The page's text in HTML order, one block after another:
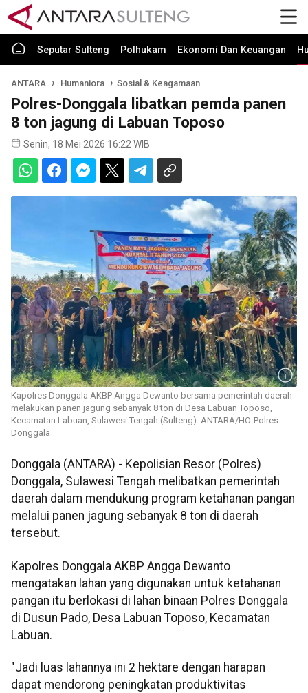
Seputar Sulteng Polhukam Ekonomi Dan Keuangan
ANTARA Humaniora Sosial & Keagamaan
Polres-Donggala libatkan pemda panen
8 ton jagung di Labuan Toposo
Senin, 18 Mei 2026 16:22 WIB
Kapolres Donggala AKBP Angga Dewanto bersama pemerintah daerah
melakukan panen jagung sebanyak 8 ton di Desa Labuan Toposo,
Kecamatan Labuan, Sulawesi Tengah (Sulteng). ANTARA/HO-Polres
Donggala
Donggala (ANTARA) - Kepolisian Resor (Polres)
Donggala, Sulawesi Tengah melibatkan pemerintah
daerah dalam mendukung program ketahanan pangan
melalui panen jagung sebanyak 8 ton di daerah
tersebut.
Kapolres Donggala AKBP Angga Dewanto
mengatakan lahan yang digunakan untuk ketahanan
pangan itu berlokasi di lahan binaan Polres Donggala
di Dusun Pado, Desa Labuan Toposo, Kecamatan
Labuan.
"Jadi luas lahannya ini 2 hektare dengan harapan
dapat mendorong peningkatan produktivitas